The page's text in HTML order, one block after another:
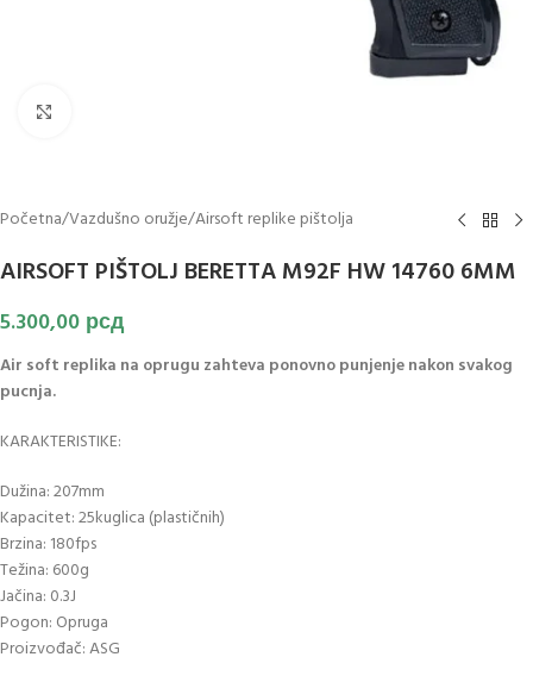
Početna/Vazdušno oružje/Airsoft replike pištolja
AIRSOFT PIŠTOLJ BERETTA M92F HW 14760 6MM
5.300,00 рсд
Air soft replika na oprugu zahteva ponovno punjenje nakon svakog
pucnja.
KARAKTERISTIKE:
Dužina: 207mm
Kapacitet: 25kuglica (plastičnih)
Brzina: 180fps
Težina: 600g
Jačina: 0.3J
Pogon: Opruga
Proizvođač: ASG